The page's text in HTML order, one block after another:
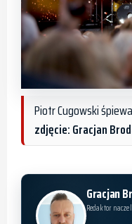
Piotr Cugowski
zdjęcie: Gracjan
Gracjan
Redaktor